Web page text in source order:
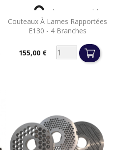
Couteaux À Lames Rapportées
E130 - 4 Branches
Prix155,00 €
 Aperçu rapide